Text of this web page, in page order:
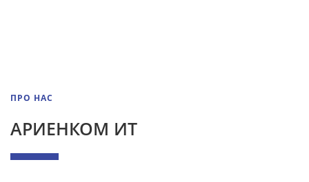
ПРО НАС
АРИЕНКОМ ИТ